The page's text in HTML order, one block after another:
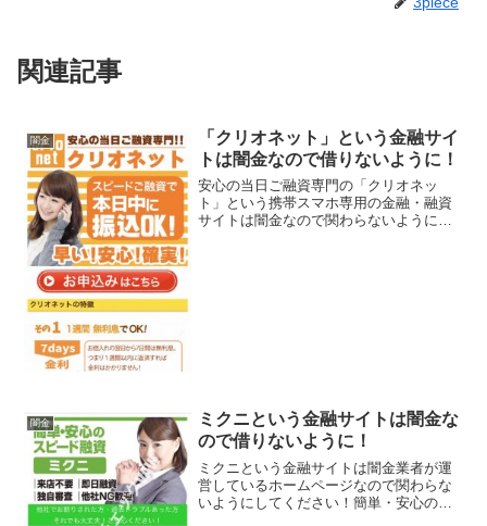
関連記事
闇金
「クリオネット」という金融サイ
トは闇金なので借りないように！
安心の当日ご融資専門の「クリオネッ
ト」という携帯スマホ専用の金融・融資
サイトは闇金なので関わらないようにし
闇金
ミクニという金融サイトは闇金な
ので借りないように！
ミクニという金融サイトは闇金業者が運
営しているホームページなので関わらな
いようにしてください！簡単・安心のス